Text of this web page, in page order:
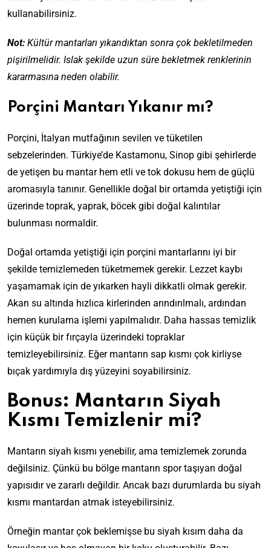
kullanabilirsiniz.
Not: Kültür mantarları yıkandıktan sonra çok bekletilmeden
pişirilmelidir. Islak şekilde uzun süre bekletmek renklerinin
kararmasına neden olabilir.
Porçini Mantarı Yıkanır mı?
Porçini, İtalyan mutfağının sevilen ve tüketilen
sebzelerinden. Türkiye’de Kastamonu, Sinop gibi şehirlerde
de yetişen bu mantar hem etli ve tok dokusu hem de güçlü
aromasıyla tanınır. Genellikle doğal bir ortamda yetiştiği için
üzerinde toprak, yaprak, böcek gibi doğal kalıntılar
bulunması normaldir.
Doğal ortamda yetiştiği için porçini mantarlarını iyi bir
şekilde temizlemeden tüketmemek gerekir. Lezzet kaybı
yaşamamak için de yıkarken hayli dikkatli olmak gerekir.
Akan su altında hızlıca kirlerinden arındırılmalı, ardından
hemen kurulama işlemi yapılmalıdır. Daha hassas temizlik
için küçük bir fırçayla üzerindeki topraklar
temizleyebilirsiniz. Eğer mantarın sap kısmı çok kirliyse
bıçak yardımıyla dış yüzeyini soyabilirsiniz.
Bonus: Mantarın Siyah
Kısmı Temizlenir mi?
Mantarın siyah kısmı yenebilir, ama temizlemek zorunda
değilsiniz. Çünkü bu bölge mantarın spor taşıyan doğal
yapısıdır ve zararlı değildir. Ancak bazı durumlarda bu siyah
kısmı mantardan atmak isteyebilirsiniz.
Örneğin mantar çok beklemişse bu siyah kısım daha da